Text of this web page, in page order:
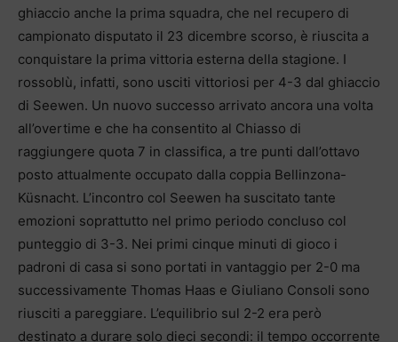
ghiaccio anche la prima squadra, che nel recupero di
campionato disputato il 23 dicembre scorso, è riuscita a
conquistare la prima vittoria esterna della stagione. I
rossoblù, infatti, sono usciti vittoriosi per 4-3 dal ghiaccio
di Seewen. Un nuovo successo arrivato ancora una volta
all’overtime e che ha consentito al Chiasso di
raggiungere quota 7 in classifica, a tre punti dall’ottavo
posto attualmente occupato dalla coppia Bellinzona-
Küsnacht. L’incontro col Seewen ha suscitato tante
emozioni soprattutto nel primo periodo concluso col
punteggio di 3-3. Nei primi cinque minuti di gioco i
padroni di casa si sono portati in vantaggio per 2-0 ma
successivamente Thomas Haas e Giuliano Consoli sono
riusciti a pareggiare. L’equilibrio sul 2-2 era però
destinato a durare solo dieci secondi: il tempo occorrente